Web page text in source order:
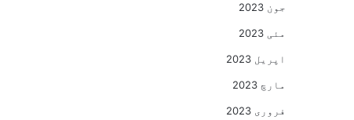
جون 2023
مئی 2023
اپریل 2023
مارچ 2023
فروری 2023